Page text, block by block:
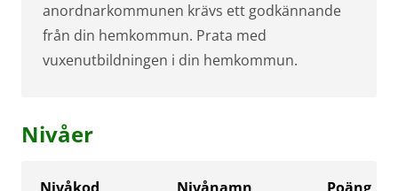
anordnarkommunen krävs ett godkännande
från din hemkommun. Prata med
vuxenutbildningen i din hemkommun.
Nivåer